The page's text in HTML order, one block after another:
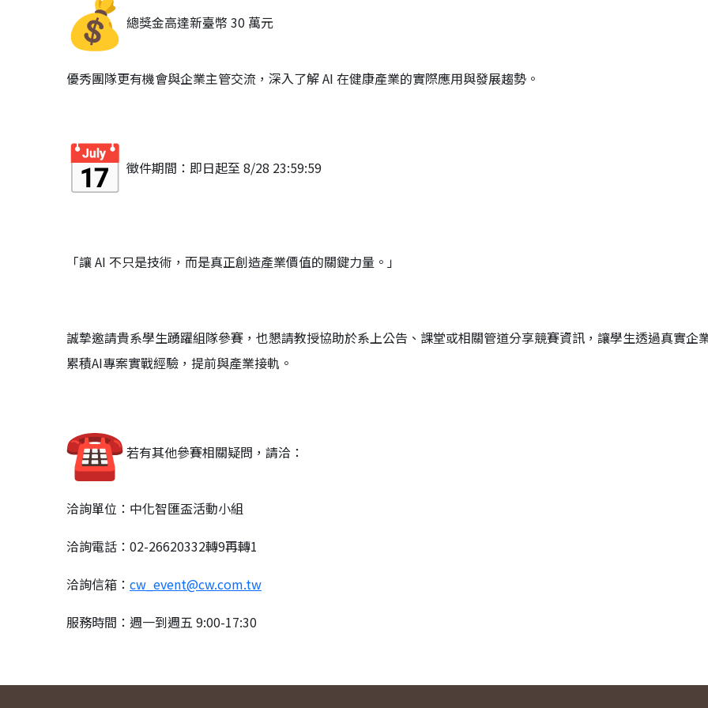
總獎金高達新臺幣 30 萬元
優秀團隊更有機會與企業主管交流，深入了解 AI 在健康產業的實際應用與發展趨勢。
徵件期間：即日起至 8/28 23:59:59
「讓 AI 不只是技術，而是真正創造產業價值的關鍵力量。」
誠摯邀請貴系學生踴躍組隊參賽，也懇請教授協助於系上公告、 課堂或相關管道分享競賽資訊，讓學生透過真實企
累積AI專案實戰經驗，提前與產業接軌。
若有其他參賽相關疑問，請洽：
洽詢單位：中化智匯盃活動小組
洽詢電話：02-26620332轉9再轉1
洽詢信箱： cw_event@cw.com.tw
服務時間：週一到週五 9:00-17:30